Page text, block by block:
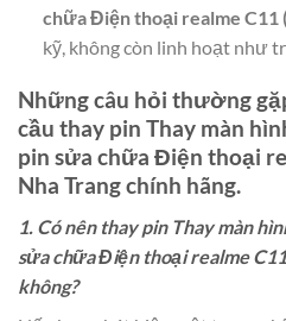
chữa Điện thoại realme C11
kỹ, không còn linh hoạt như
Những câu hỏi thường
cầu thay pin Thay màn
pin sửa chữa Điện thoại
Nha Trangchính hãng.
1. Có nên thay pin Thay màn
sửa chữa Điện thoại realme
không?